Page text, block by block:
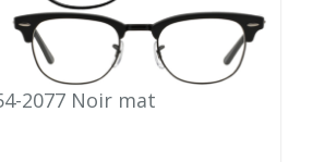
2077 Noir mat